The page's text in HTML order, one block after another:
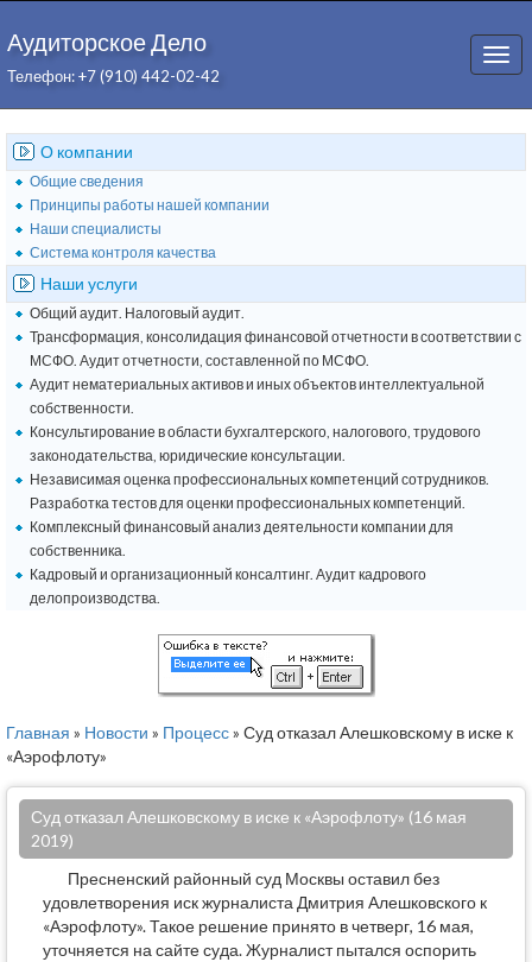
Аудиторское Дело
Телефон: +7 (910) 442-02-42
О компании
Общие сведения
Принципы работы нашей компании
Наши специалисты
Система контроля качества
Наши услуги
Общий аудит. Налоговый аудит.
Трансформация, консолидация финансовой отчетности в соответствии с
МСФО. Аудит отчетности, составленной по МСФО.
Аудит нематериальных активов и иных объектов интеллектуальной
собственности.
Консультирование в области бухгалтерского, налогового, трудового
законодательства, юридические консультации.
Независимая оценка профессиональных компетенций сотрудников.
Разработка тестов для оценки профессиональных компетенций.
Комплексный финансовый анализ деятельности компании для
собственника.
Кадровый и организационный консалтинг. Аудит кадрового
делопроизводства.
Главная » Новости » Процесс» Суд отказал Алешковскому в иске к
«Аэрофлоту»
Суд отказал Алешковскому в иске к «Аэрофлоту» (16 мая
2019)
Пресненский районный суд Москвы оставил без
удовлетворения иск журналиста Дмитрия Алешковского к
«Аэрофлоту». Такое решение принято в четверг, 16 мая,
уточняется на сайте суда. Журналист пытался оспорить